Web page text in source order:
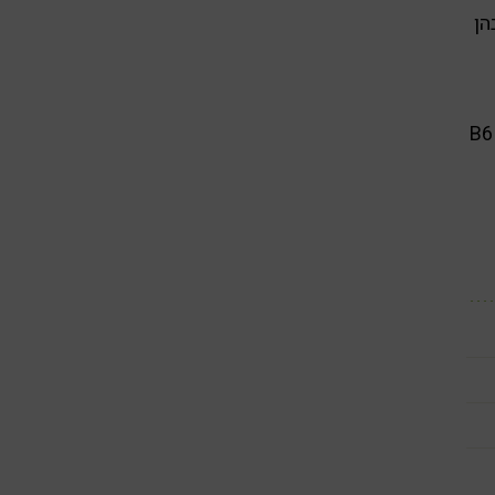
לרקמות, דלקת, סכיזופרניה ואפילו סרטן. לעיתים, המחסור בוויטמין B6